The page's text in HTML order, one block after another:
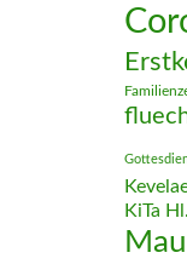
KiTa